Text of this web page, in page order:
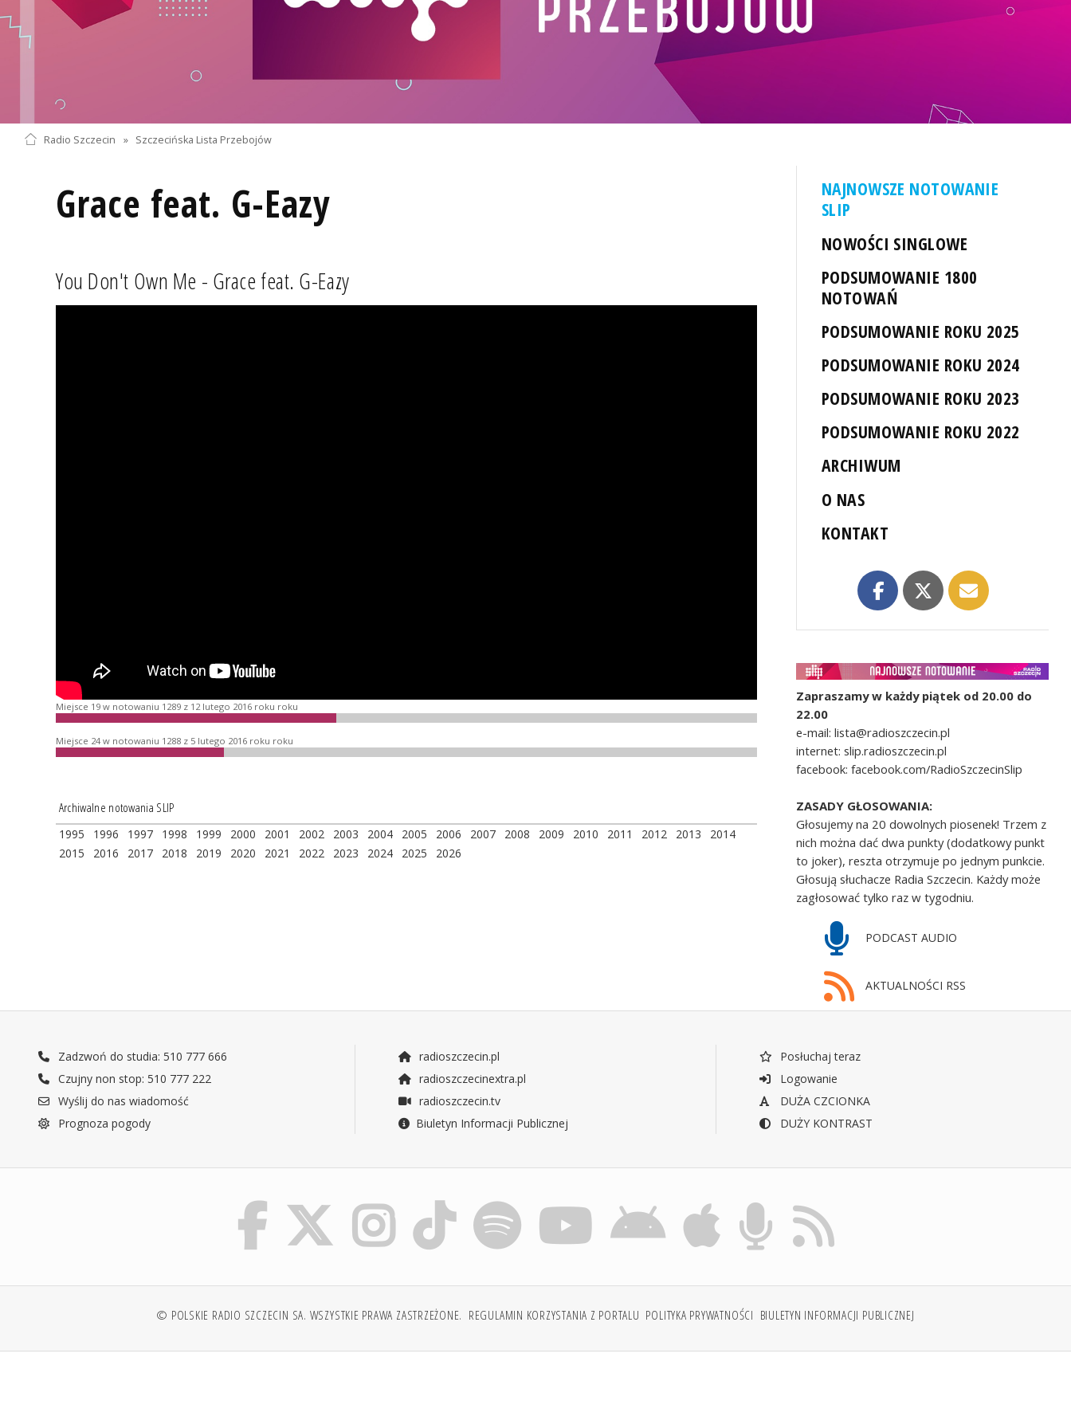
Radio Szczecin » Szczecińska Lista Przebojów
Grace feat. G-Eazy
You Don't Own Me - Grace feat. G-Eazy
Miejsce 19 w notowaniu 1289 z 12 lutego 2016 roku roku
Miejsce 24 w notowaniu 1288 z 5 lutego 2016 roku roku
Archiwalne notowania SLIP
1995 1996 1997 1998 1999 2000 2001 2002 2003 2004 2005 2006 2007 2008 2009 2010 2011 2012 2013
2014
2015
2016 2017 2018 2019 2020 2021 2022 2023 2024 2025 2026
NAJNOWSZE NOTOWANIE
SLIP
NOWOŚCI SINGLOWE
PODSUMOWANIE 1800
NOTOWAŃ
PODSUMOWANIE ROKU 2025
PODSUMOWANIE ROKU 2024
PODSUMOWANIE ROKU 2023
PODSUMOWANIE ROKU 2022
ARCHIWUM
O NAS
KONTAKT
Zapraszamy w każdy piątek od 20.00 do
22.00
e-mail: lista@radioszczecin.pl
internet: slip.radioszczecin.pl
facebook: facebook.com/RadioSzczecinSlip
ZASADY GŁOSOWANIA:
Głosujemy na 20 dowolnych piosenek! Trzem z
nich można dać dwa punkty (dodatkowy punkt
to joker), reszta otrzymuje po jednym punkcie.
Głosują słuchacze Radia Szczecin. Każdy może
zagłosować tylko raz w tygodniu.
PODCAST AUDIO
AKTUALNOŚCI RSS
Zadzwoń do studia: 510 777 666
Czujny non stop: 510 777 222
Wyślij do nas wiadomość
Prognoza pogody
radioszczecin.pl
radioszczecinextra.pl
radioszczecin.tv
Biuletyn Informacji Publicznej
Posłuchaj teraz
Logowanie
DUŻA CZCIONKA
DUŻY KONTRAST
© POLSKIE RADIO SZCZECIN SA. WSZYSTKIE PRAWA ZASTRZEŻONE. REGULAMIN KORZYSTANIA Z PORTALU POLITYKA PRYWATNOŚCI BIULETYN INFORMACJI PUBLICZNEJ